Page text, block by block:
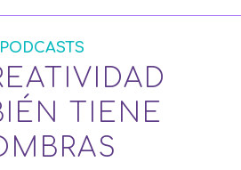
PODCASTS
TIENE